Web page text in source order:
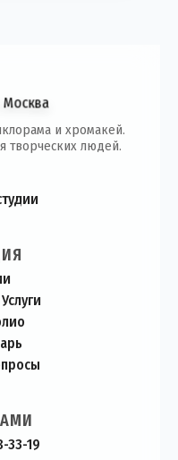
и хромакей.
творческих людей.
33-19